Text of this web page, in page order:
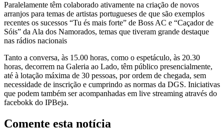
Paralelamente têm colaborado ativamente na criação de novos
arranjos para temas de artistas portugueses de que são exemplos
recentes os sucessos “Tu és mais forte” de Boss AC e “Caçador de
Sóis” da Ala dos Namorados, temas que tiveram grande destaque
nas rádios nacionais
Tanto a conversa, às 15.00 horas, como o espetáculo, às 20.30
horas, decorrem na Galeria ao Lado, têm público presencialmente,
até à lotação máxima de 30 pessoas, por ordem de chegada, sem
necessidade de inscrição e cumprindo as normas da DGS. Iniciativas
que podem também ser acompanhadas em live streaming através do
facebokk do IPBeja.
Comente esta notícia